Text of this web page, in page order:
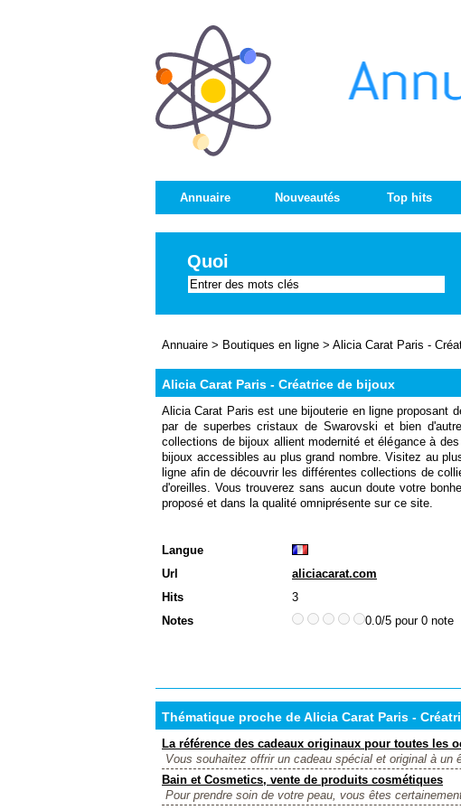
Annuaire Nouveautés Top hits
Quoi
Annuaire > Boutiques en ligne > Alicia Carat Paris -
Alicia Carat Paris - Créatrice de bijoux
Alicia Carat Paris est une bijouterie en ligne proposant
par de superbes cristaux de Swarovski et bien
collections de bijoux allient modernité et élégance à
bijoux accessibles au plus grand nombre. Visitez au
ligne afin de découvrir les différentes collections de
d'oreilles. Vous trouverez sans aucun doute votre
proposé et dans la qualité omniprésente sur ce site.
Langue
Url
aliciacarat.com
Hits
3
Notes
0.0/5 pour 0 note
Thématique proche de Alicia Carat Paris -
La référence des cadeaux originaux pour toutes les
Vous souhaitez offrir un cadeau spécial et original à un
Bain et Cosmetics, vente de produits cosmétiques
Pour prendre soin de votre peau, vous êtes